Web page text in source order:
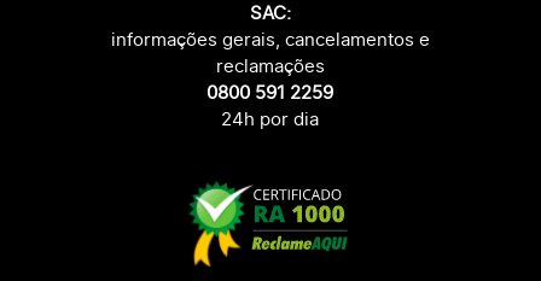
SAC:
informações gerais, cancelamentos e
reclamações
0800 591 2259
24h por dia